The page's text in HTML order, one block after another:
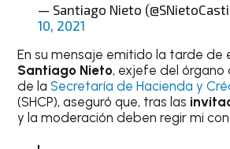
— Santiago Nieto
10, 2021
En su mensaje emitido la tarde de
Santiago Nieto, exjefe del
de laSecretaría de Hacienda y
(SHCP), aseguró que, tras las
y la moderación deben regir mi